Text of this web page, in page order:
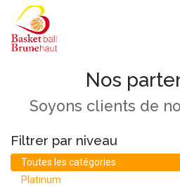
Nos
Soyons clients de
Filtrer par niveau
Toutes les catégories
Platinum